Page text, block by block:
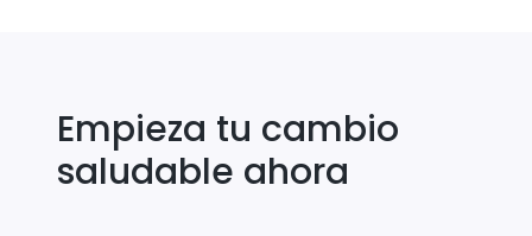
Empieza tu cambio
saludable ahora